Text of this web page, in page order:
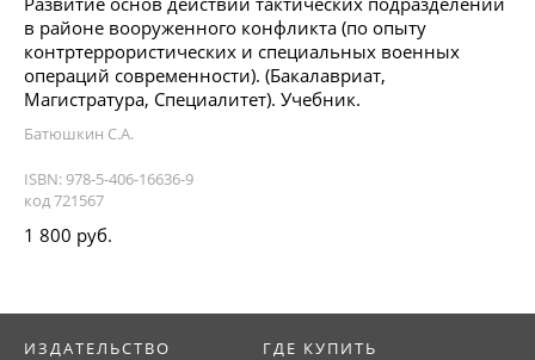
в районе вооруженного конфликта (по опыту
контртеррористических и специальных военных
операций современности). (Бакалавриат,
Магистратура, Специалитет). Учебник.
Батюшкин С.А.
ISBN: 978-5-406-16636-9
код 721567
1 800 руб.
ИЗДАТЕЛЬСТВО ГДЕ КУПИТЬ